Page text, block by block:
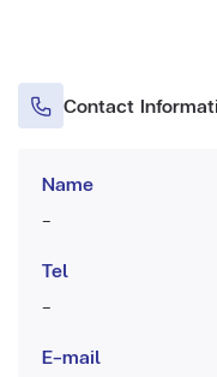
Contact
Name
-
Tel
-
E-mail